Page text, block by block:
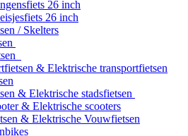
26 inch
26 inch
/ Skelters
& Elektrische transportfietsen
& Elektrische stadsfietsen
& Elektrische scooters
& Elektrische Vouwfietsen